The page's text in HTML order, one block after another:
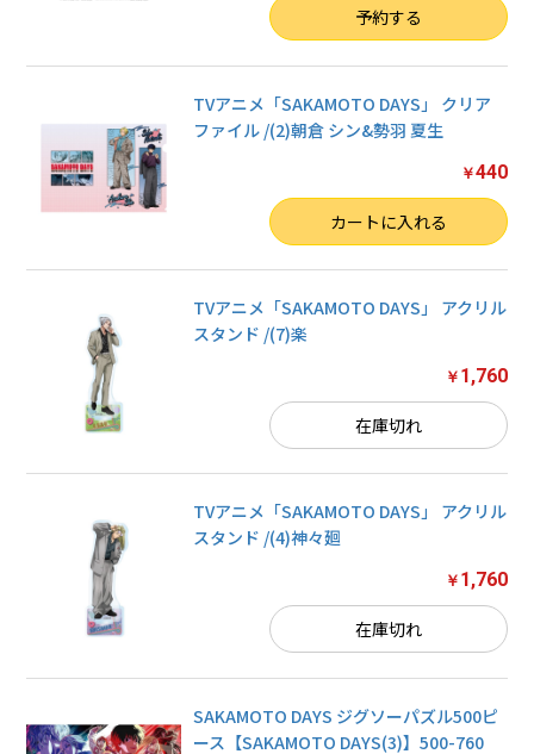
予約する
TVアニメ「SAKAMOTO DAYS」 クリア
ファイル /(2)朝倉 シン&勢羽 夏生
￥440
カートに入れる
TVアニメ「SAKAMOTO DAYS」 アクリル
スタンド /(7)楽
￥ 1,760
在庫切れ
TVアニメ「SAKAMOTO DAYS」 アクリル
スタンド /(4)神々廻
￥ 1,760
在庫切れ
SAKAMOTO DAYS ジグソーパズル500ピ
ース【SAKAMOTO DAYS(3)】500-760